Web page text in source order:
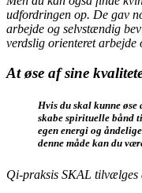
udfordringen op. De gav
arbejde og selvstændig
verdslig orienteret arbejde
At øse af sine
Hvis du skal kunne
skabe spirituelle bånd
egen energi og
denne måde kan du
Qi-praksis SKAL tilvælges